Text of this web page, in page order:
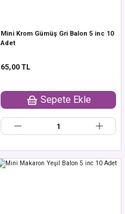
Mini Krom Gümüş Gri Balon 5 inc 10
Adet
65,00 TL
Sepete Ekle